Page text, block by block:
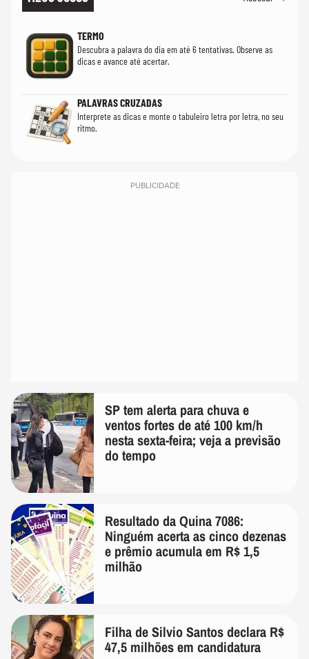
TERMO
Descubra a palavra do dia em até 6 tentativas. Observe as
dicas e avance até acertar.
PALAVRAS CRUZADAS
Interprete as dicas e monte o tabuleiro letra por letra, no seu
ritmo.
PUBLICIDADE
SP tem alerta para chuva e
ventos fortes de até 100 km/h
nesta sexta-feira; veja a previsão
do tempo
Resultado da Quina 7086:
Ninguém acerta as cinco dezenas
e prêmio acumula em R$ 1,5
milhão
Filha de Silvio Santos declara R$
47,5 milhões em candidatura